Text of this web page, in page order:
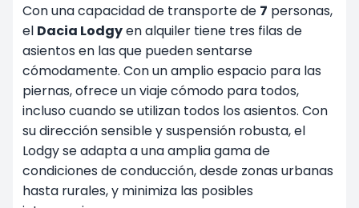
Con una capacidad de transporte de 7 personas,
el Dacia Lodgyen alquiler tiene tres filas de
asientos en las que pueden sentarse
cómodamente. Con un amplio espacio para las
piernas, ofrece un viaje cómodo para todos,
incluso cuando se utilizan todos los asientos. Con
su dirección sensible y suspensión robusta, el
Lodgy se adapta a una amplia gama de
condiciones de conducción, desde zonas urbanas
hasta rurales, y minimiza las posibles